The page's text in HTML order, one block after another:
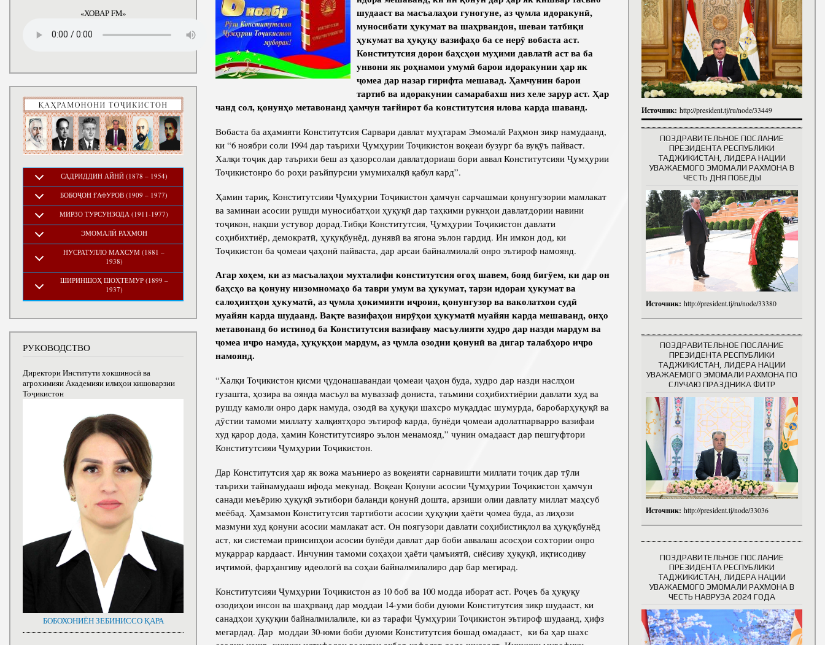
Структура Директор Института
Структура Института
Руководители и сотрудники История руководителей
шудааст ва масъалаҳои гуногуне, аз ҷумла идоракунӣ,
муносибати ҳукумат ва шаҳрвандон, шеваи татбиқи
ҳукумат ва ҳуқуқу вазифаҳо ба се нерӯ вобаста аст.
Конститутсия дорои баҳсҳои муҳими давлатӣ аст ва ба
унвони як роҳнамои умумӣ барои идоракунии ҳар як
ҷомеа дар назар гирифта мешавад. Ҳамчунин барои
тартиб ва идоракунии самарабахш низ хеле зарур аст. Ҳар
чанд сол, қонунҳо метавонанд ҳамчун тағйирот ба конститутсия илова карда шаванд.
Вобаста ба аҳамияти Конститутсия Сарвари давлат муҳтарам Эмомалӣ Раҳмон зикр намудаанд,
ки “6 ноябри соли 1994 дар таърихи Ҷумҳурии Тоҷикистон воқеаи бузург ба вуқӯъ пайваст.
Халқи тоҷик дар таърихи беш аз ҳазорсолаи давлатдориаш бори аввал Конститутсияи Ҷумҳурии
Тоҷикистонро бо роҳи раъйпурсии умумихалқӣ қабул кард”.
Ҳамин тариқ, Конститутсияи Ҷумҳурии Тоҷикистон ҳамчун сарчашмаи қонунгузории мамлакат
ва заминаи асосии рушди муносибатҳои ҳуқуқӣ дар таҳкими рукнҳои давлатдории навини
тоҷикон, нақши устувор дорад.Тибқи Конститутсия, Ҷумҳурии Тоҷикистон давлати
соҳибихтиёр, демократӣ, ҳуқуқбунёд, дунявӣ ва ягона эълон гардид. Ин имкон дод, ки
Тоҷикистон ба ҷомеаи ҷаҳонӣ пайваста, дар арсаи байналмилалӣ онро эътироф намоянд.
Агар хоҳем, ки аз масъалаҳои мухталифи конститутсия огоҳ шавем, бояд бигӯем, ки дар он
баҳсҳо ва қонуну низомномаҳо ба таври умум ва ҳукумат, тарзи идораи ҳукумат ва
салоҳиятҳои ҳукуматӣ, аз ҷумла ҳокимияти иҷроия, қонунгузор ва ваколатхои судӣ
муайян карда шудаанд. Вақте вазифаҳои нирӯҳои ҳукуматӣ муайян карда мешаванд, онҳо
метавонанд бо истинод ба Конститутсия вазифаву масъулияти худро дар назди мардум ва
ҷомеа иҷро намуда, ҳуқуқҳои мардум, аз ҷумла озодии қонунӣ ва дигар талабҳоро иҷро
намоянд.
“Халқи Тоҷикистон қисми ҷудонашавандаи ҷомеаи ҷаҳон буда, худро дар назди наслҳои
гузашта, ҳозира ва оянда масъул ва муваззаф дониста, таъмини соҳибихтиёрии давлати худ ва
рушду камоли онро дарк намуда, озодӣ ва ҳуқуқи шахсро муқаддас шумурда, баробарҳуқуқӣ ва
дӯстии тамоми миллату халқиятҳоро эътироф карда, бунёди ҷомеаи адолатпарварро вазифаи
худ қарор дода, ҳамин Конститутсияро эълон менамояд,” чунин омадааст дар пешгуфтори
Конститутсияи Ҷумҳурии Тоҷикистон.
Дар Конститутсия ҳар як вожа маъниеро аз воқеияти сарнавишти миллати тоҷик дар тӯли
таърихи тайнамудааш ифода мекунад. Воқеан Қонуни асосии Ҷумҳурии Тоҷикистон ҳамчун
санади меъёрию ҳуқуқӣ эътибори баланди қонунӣ дошта, арзиши олии давлату миллат маҳсуб
меёбад. Ҳамзамон Конститутсия тартиботи асосии ҳуқуқии ҳаёти ҷомеа буда, аз лиҳози
мазмуни худ қонуни асосии мамлакат аст. Он поягузори давлати соҳибистиқлол ва ҳуқуқбунёд
аст, ки системаи принсипҳои асосии бунёди давлат дар боби аввалаш асосҳои сохтории онро
муқаррар кардааст. Инчунин тамоми соҳаҳои ҳаёти ҷамъиятӣ, сиёсиву ҳуқуқӣ, иқтисодиву
иҷтимоӣ, фарҳангиву идеологӣ ва соҳаи байналмилалиро дар бар мегирад.
Конститутсияи Ҷумҳурии Тоҷикистон аз 10 боб ва 100 модда иборат аст. Роҷеъ ба ҳуқуқу
озодиҳои инсон ва шаҳрванд дар моддаи 14-уми боби дуюми Конститутсия зикр шудааст, ки
санадҳои ҳуқуқии байналмилалиле, ки аз тарафи Ҷумҳурии Тоҷикистон эътироф шудаанд, ҳифз
мегардад. Дар моддаи 30-юми боби дуюми Конститутсия бошад омадааст, ки ба ҳар шахс
«ХОВАР FM»
САДРИДДИН АЙНӢ (1878 – 1954)
БОБОҶОН ҒАФУРОВ (1909 – 1977)
МИРЗО ТУРСУНЗОДА (1911-1977)
ЭМОМАЛӢ РАҲМОН
НУСРАТУЛЛО МАХСУМ (1881 –
1938)
ШИРИНШОҲ ШОҲТЕМУР (1899 –
1937)
РУКОВОДСТВО
Директори Институти хокшиносӣ ва
агрохимияи Академияи илмҳои кишоварзии
Тоҷикистон
БОБОХОНИЁН ЗЕБИНИССО ҚАРА
Источник: http://president.tj/ru/node/33449
ПОЗДРАВИТЕЛЬНОЕ ПОСЛАНИЕ
ПРЕЗИДЕНТА РЕСПУБЛИКИ
ТАДЖИКИСТАН, ЛИДЕРА НАЦИИ
УВАЖАЕМОГО ЭМОМАЛИ РАХМОНА В
ЧЕСТЬ ДНЯ ПОБЕДЫ
Источник: http://president.tj/ru/node/33380
ПОЗДРАВИТЕЛЬНОЕ ПОСЛАНИЕ
ПРЕЗИДЕНТА РЕСПУБЛИКИ
ТАДЖИКИСТАН, ЛИДЕРА НАЦИИ
УВАЖАЕМОГО ЭМОМАЛИ РАХМОНА ПО
СЛУЧАЮ ПРАЗДНИКА ФИТР
Источник: http://president.tj/node/33036
ПОЗДРАВИТЕЛЬНОЕ ПОСЛАНИЕ
ПРЕЗИДЕНТА РЕСПУБЛИКИ
ТАДЖИКИСТАН, ЛИДЕРА НАЦИИ
УВАЖАЕМОГО ЭМОМАЛИ РАХМОНА В
ЧЕСТЬ НАВРУЗА 2024 ГОДА